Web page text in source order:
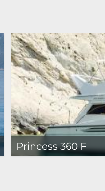
Princess 360 F